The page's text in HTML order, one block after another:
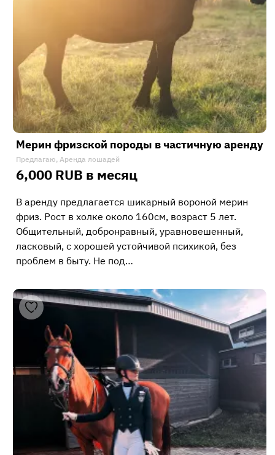
Мерин фризской породы в частичную аренду
Предлагаю, Аренда лошадей
6,000 RUB в месяц
В аренду предлагается шикарный вороной мерин
фриз. Рост в холке около 160см, возраст 5 лет.
Общительный, добронравный, уравновешенный,
ласковый, с хорошей устойчивой психикой, без
проблем в быту. Не под…